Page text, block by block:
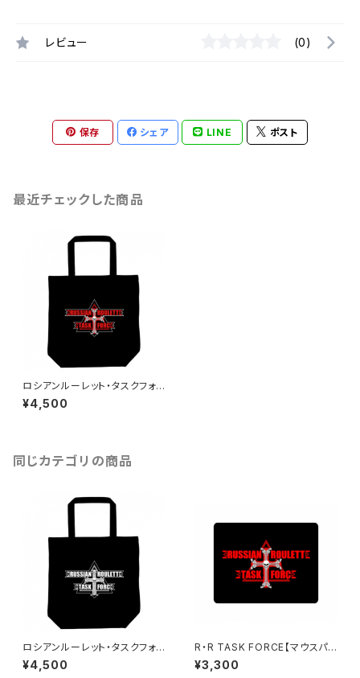
レビュー (0)
保存 シェア LINE ポスト
最近チェックした商品
ロシアンルーレット・タスクフォ
ース 【トートバッグ】 レッドエン
ブレム
¥4,500
同じカテゴリの商品
ロシアンルーレット・タスクフォ
ース 【トートバッグ】 ホワイトエ
ンブレム
¥4,500
R・R TASK FORCE【マウスパッ
ド】壱
¥3,300